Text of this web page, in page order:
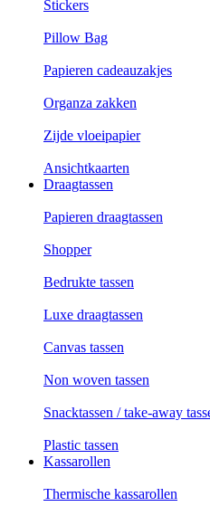
Stickers
Pillow Bag
Papieren cadeauzakjes
Organza zakken
Zijde vloeipapier
Ansichtkaarten
Draagtassen
Papieren draagtassen
Shopper
Bedrukte tassen
Luxe draagtassen
Canvas tassen
Non woven tassen
Snacktassen / take-away
Plastic tassen
Kassarollen
Thermische kassarollen